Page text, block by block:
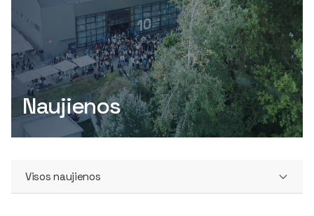
Naujienos
Visos naujienos